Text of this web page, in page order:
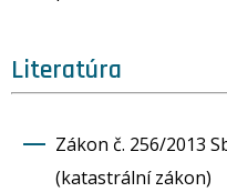
Literatúra
Zákon č. 256/2013
(katastrální zákon)